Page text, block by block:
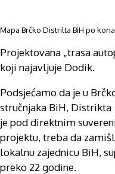
Mapa Brčko Distrilta BiH po
Projektovana „trasa
koji najavljuje Dodik.
Podsjećamo da je u
stručnjaka BiH,
je pod direktnim
projektu, treba da
lokalnu zajednicu BiH,
preko 22 godine.